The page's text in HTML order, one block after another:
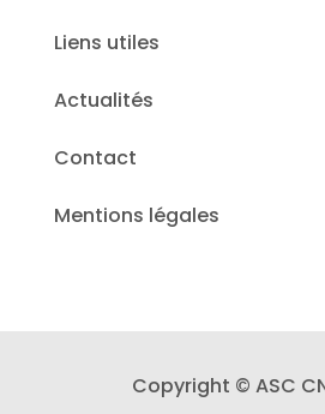
Liens utiles
Actualités
Contact
Mentions légales
Copyright © ASC